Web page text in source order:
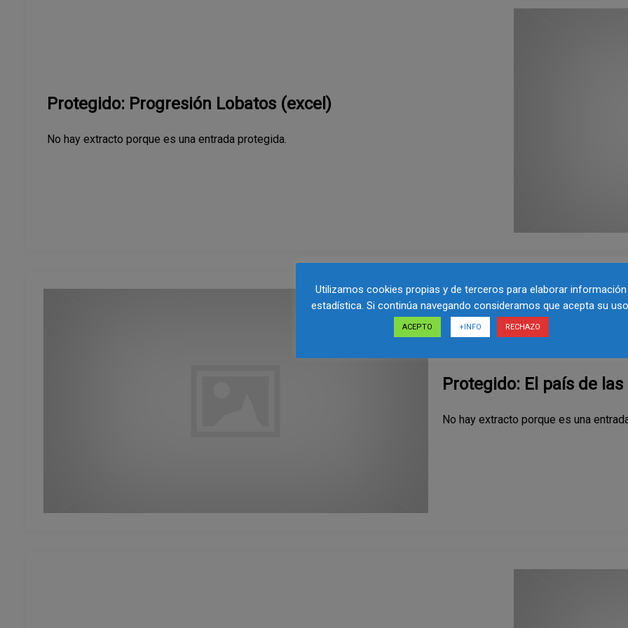
Protegido: Progresión Lobatos (excel)
No hay extracto porque es una entrada protegida.
Protegido: El país de
No hay extracto porque es una
Utilizamos cookies propias y de terceros para elaborar información
estadística. Si continúa navegando consideramos que acepta su
ACEPTO +INFO RECHAZO